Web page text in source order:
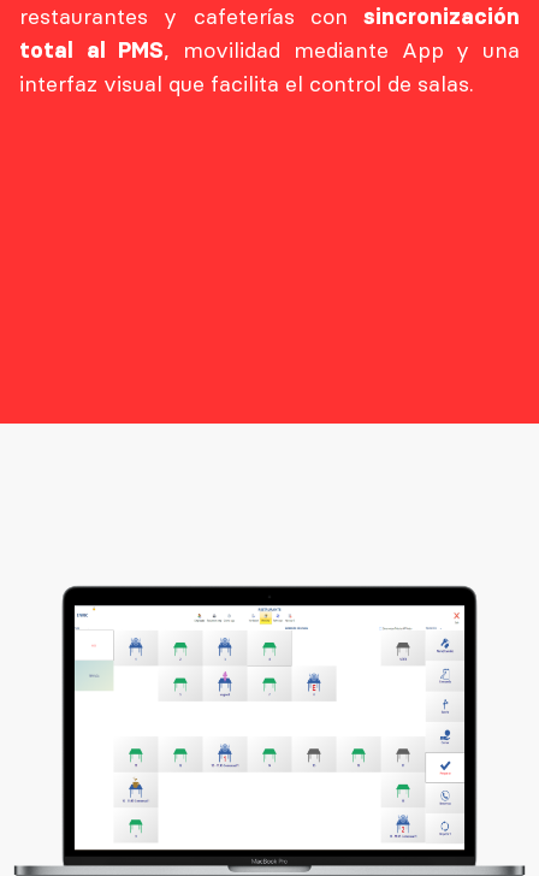
restaurantes y cafeterías con sincronización
total al PMS, movilidad mediante App y una
interfaz visual que facilita el control de salas.